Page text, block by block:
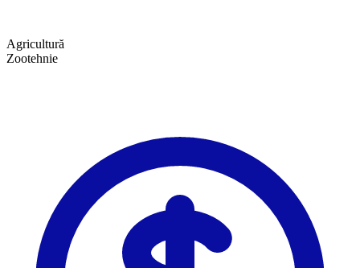
Agricultură
Zootehnie